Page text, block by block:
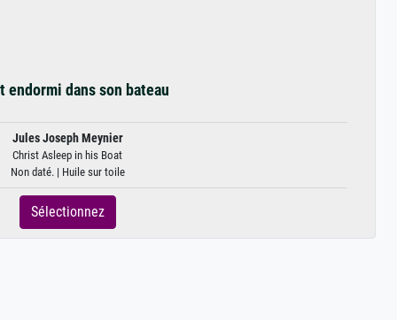
endormi dans son bateau
Jules Joseph Meynier
Christ Asleep in his Boat
Non daté. | Huile sur toile
Sélectionnez